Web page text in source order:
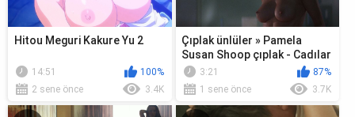
Hitou Meguri Kakure Yu 2
14:51
100%
2 sene önce
3.4K
Çıplak ünlüler » Pamela
Susan Shoop çıplak - Cadılar
Bayramı II (1981)
3:21
87%
1 sene önce
3.7K